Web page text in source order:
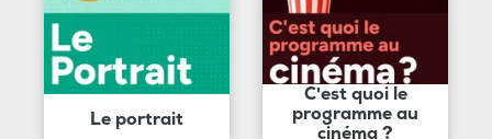
Le portrait
C'est quoi le
programme au
cinéma ?